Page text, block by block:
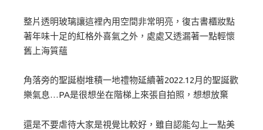
整片透明玻璃讓這裡內用空間非常明亮，復古書櫃妝點
著年味十足的紅格外喜氣之外，處處又透漏著一點輕懷
舊上海質蘊
角落旁的聖誕樹堆積一地禮物延續著2022.12月的聖誕歡
樂氣息…PA是很想坐在階梯上來張自拍照，想想放棄
還是不要虐待大家是視覺比較好，雖自認能勾上一點美